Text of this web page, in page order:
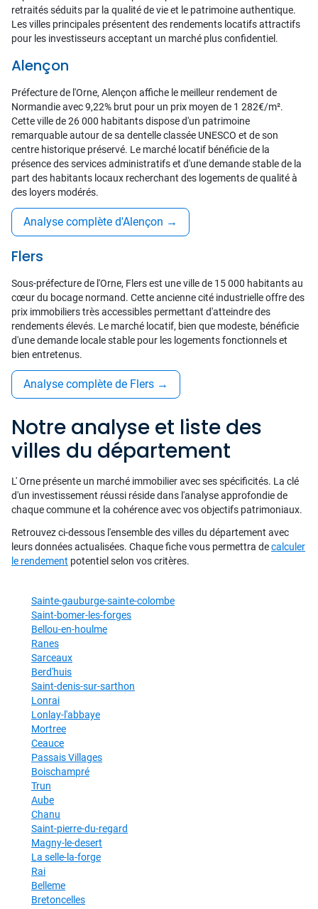
retraités séduits par la qualité de vie et le patrimoine authentique.
Les villes principales présentent des rendements locatifs attractifs
pour les investisseurs acceptant un marché plus confidentiel.
Alençon
Préfecture de l'Orne, Alençon affiche le meilleur rendement de
Normandie avec 9,22% brut pour un prix moyen de 1 282€/m².
Cette ville de 26 000 habitants dispose d'un patrimoine
remarquable autour de sa dentelle classée UNESCO et de son
centre historique préservé. Le marché locatif bénéficie de la
présence des services administratifs et d'une demande stable de la
part des habitants locaux recherchant des logements de qualité à
des loyers modérés.
Analyse complète d'Alençon →
Flers
Sous-préfecture de l'Orne, Flers est une ville de 15 000 habitants au
cœur du bocage normand. Cette ancienne cité industrielle offre des
prix immobiliers très accessibles permettant d'atteindre des
rendements élevés. Le marché locatif, bien que modeste, bénéficie
d'une demande locale stable pour les logements fonctionnels et
bien entretenus.
Analyse complète de Flers →
Notre analyse et liste des
villes du département
L' Orne présente un marché immobilier avec ses spécificités. La clé
d'un investissement réussi réside dans l'analyse approfondie de
chaque commune et la cohérence avec vos objectifs patrimoniaux.
Retrouvez ci-dessous l'ensemble des villes du département avec
leurs données actualisées. Chaque fiche vous permettra decalculer
le rendement potentiel selon vos critères.
Sainte-gauburge-sainte-colombe
Saint-bomer-les-forges
Bellou-en-houlme
Ranes
Sarceaux
Berd'huis
Saint-denis-sur-sarthon
Lonrai
Lonlay-l'abbaye
Mortree
Ceauce
Passais Villages
Boischampré
Trun
Aube
Chanu
Saint-pierre-du-regard
Magny-le-desert
La selle-la-forge
Rai
Belleme
Bretoncelles